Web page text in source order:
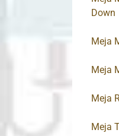
Down
Meja
Meja
Meja
Meja